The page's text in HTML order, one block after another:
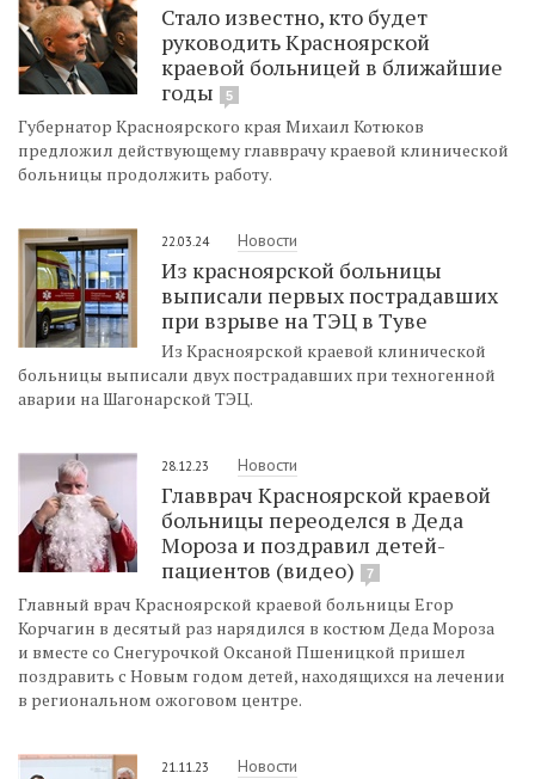
Стало известно, кто будет
руководить Красноярской
краевой больницей в ближайшие
годы
5
Губернатор Красноярского края Михаил Котюков
предложил действующему главврачу краевой клинической
больницы продолжить работу.
22.03.24 Новости
Из красноярской больницы
выписали первых пострадавших
при взрыве на ТЭЦ в Туве
Из Красноярской краевой клинической
больницы выписали двух пострадавших при техногенной
аварии на Шагонарской ТЭЦ.
28.12.23 Новости
Главврач Красноярской краевой
больницы переоделся в Деда
Мороза и поздравил детей-
пациентов (видео)
7
Главный врач Красноярской краевой больницы Егор
Корчагин в десятый раз нарядился в костюм Деда Мороза
и вместе со Снегурочкой Оксаной Пшеницкой пришел
поздравить с Новым годом детей, находящихся на лечении
в региональном ожоговом центре.
21.11.23 Новости